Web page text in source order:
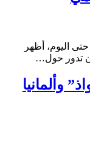
اليوم، أظهر
تدور حول…
وألمانيا